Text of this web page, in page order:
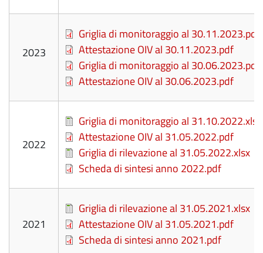
2023
FileGriglia di monitoraggio al 30.11.2023.pdf
FileAttestazione OIV al 30.11.2023.pdf
FileGriglia di monitoraggio al 30.06.2023.pdf
FileAttestazione OIV al 30.06.2023.pdf
2022
FileGriglia di monitoraggio al 31.10.2022.xlsx
FileAttestazione OIV al 31.05.2022.pdf
FileGriglia di rilevazione al 31.05.2022.xlsx
FileScheda di sintesi anno 2022.pdf
2021
FileGriglia di rilevazione al 31.05.2021.xlsx
FileAttestazione OIV al 31.05.2021.pdf
FileScheda di sintesi anno 2021.pdf